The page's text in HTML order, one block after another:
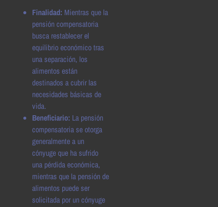
Finalidad: Mientras que la
pensión compensatoria
busca restablecer el
equilibrio económico tras
una separación, los
alimentos están
destinados a cubrir las
necesidades básicas de
vida.
Beneficiario: La pensión
compensatoria se otorga
generalmente a un
cónyuge que ha sufrido
una pérdida económica,
mientras que la pensión de
alimentos puede ser
solicitada por un cónyuge